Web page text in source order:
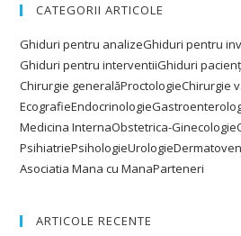
CATEGORII ARTICOLE
Ghiduri pentru analizeGhiduri pentru
Ghiduri pentru interventiiGhiduri
Chirurgie generalăProctologieChirurgie
EcografieEndocrinologie
Medicina InternaObstetrica-Ginecologie
PsihiatriePsihologieUrologie
Asociatia Mana cu ManaParteneri
ARTICOLE RECENTE